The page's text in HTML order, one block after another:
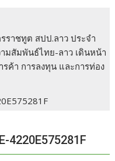
ราชทูต สปป.ลาว ประจำ
มสัมพันธ์ไทย-ลาว เดินหน้า
ค้า การลงทุน และการท่อง
4220E575281F